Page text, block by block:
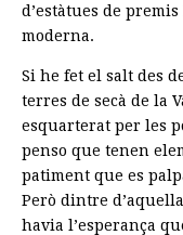
d’estàtues de
moderna.
Si he fet el salt des
terres de secà de la
esquarterat per les
penso que tenen
patiment que es
Però dintre
havia l’esperança